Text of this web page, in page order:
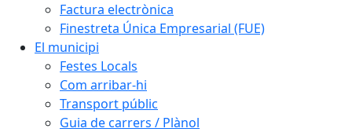
Factura electrònica
Finestreta Única Empresarial (FUE)
El municipi
Festes Locals
Com arribar-hi
Transport públic
Guia de carrers / Plànol